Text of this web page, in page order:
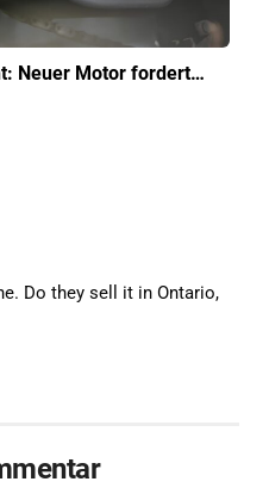
Neuer Motor fordert…
Do they sell it in Ontario,